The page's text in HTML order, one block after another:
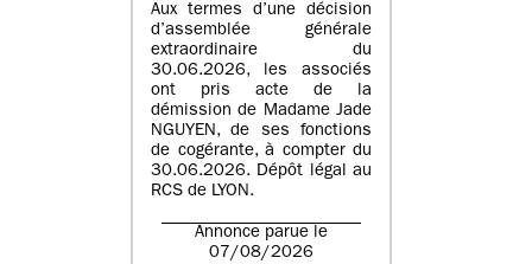
Aux termes d’une décision
d’assemblée générale
extraordinaire du
30.06.2026, les associés
ont pris acte de la
démission de Madame Jade
NGUYEN, de ses fonctions
de cogérante, à compter du
30.06.2026. Dépôt légal au
RCS de LYON.
Annonce parue le
07/08/2026